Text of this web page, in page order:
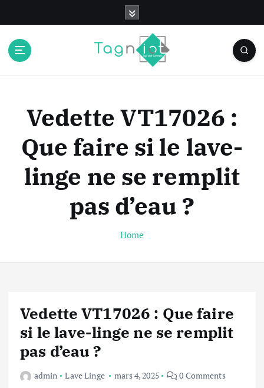
Vedette VT17026 :
Que faire si le lave-
linge ne se remplit
pas d’eau ?
Home
Vedette VT17026 : Que faire
si le lave-linge ne se remplit
pas d’eau ?
admin Lave Linge mars 4, 2025 0 Comments